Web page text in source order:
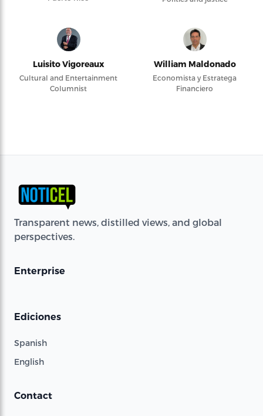
Luisito Vigoreaux
Cultural and Entertainment
Columnist
William Maldonado
Economista y Estratega
Financiero
Transparent news, distilled views, and global
perspectives.
Enterprise
Ediciones
Spanish
English
Contact